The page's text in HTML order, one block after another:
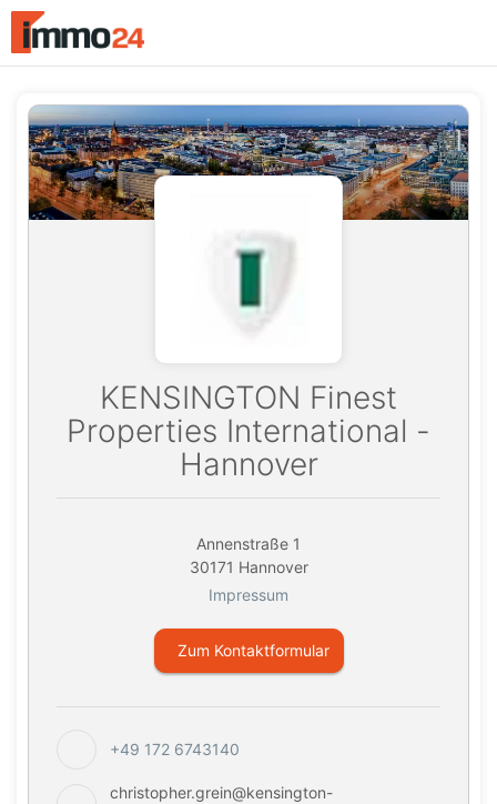
Accessibility
Modus
Navigation
zum
Inhalt
KENSINGTON Finest
Properties International -
Hannover
Annenstraße 1
30171 Hannover
Impressum
Zum Kontaktformular
+49 172 6743140
christopher.grein@kensington-